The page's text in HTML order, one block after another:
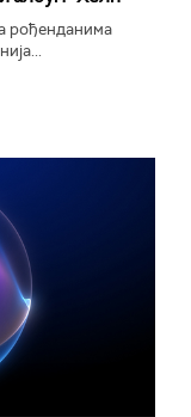
рођенданима